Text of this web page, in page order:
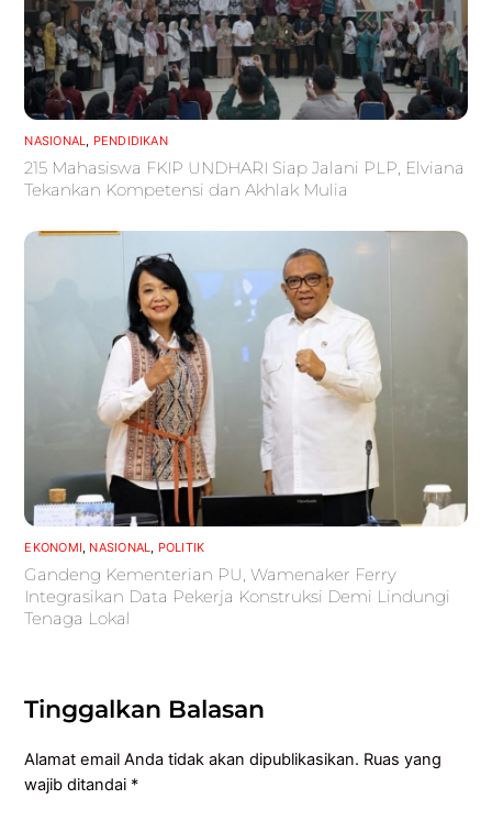
NASIONAL, PENDIDIKAN
215 Mahasiswa FKIP UNDHARI Siap Jalani PLP, Elviana
Tekankan Kompetensi dan Akhlak Mulia
EKONOMI, NASIONAL, POLITIK
Gandeng Kementerian PU, Wamenaker Ferry
Integrasikan Data Pekerja Konstruksi Demi Lindungi
Tenaga Lokal
Tinggalkan Balasan
Alamat email Anda tidak akan dipublikasikan. Ruas yang
wajib ditandai *